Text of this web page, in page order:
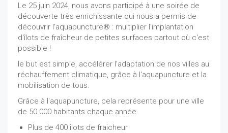
Le 25 juin 2024, nous avons participé à une soirée de
découverte très enrichissante qui nous a permis de
découvrir l'aquapuncture® : multiplier l'implantation
d'îlots de fraîcheur de petites surfaces partout où c'est
possible !
le but est simple, accélérer l'adaptation de nos villes au
réchauffement climatique, grâce à l'aquapuncture et la
mobilisation de tous.
Grâce à l'aquapuncture, cela représente pour une ville
de 50 000 habitants chaque année
Plus de 400 îlots de fraicheur